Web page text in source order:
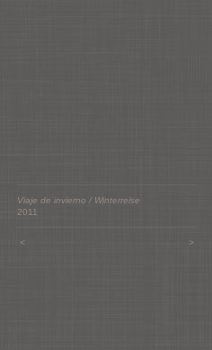
Viaje de invierno / Winterreise
2011
< >